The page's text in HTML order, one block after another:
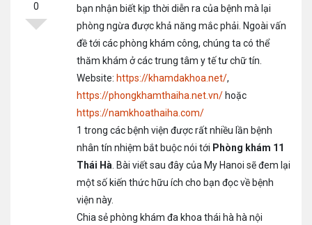
0
bạn nhận biết kịp thời diễn ra của bệnh mà lại
phòng ngừa được khả năng mắc phải. Ngoài vấn
đề tới các phòng khám công, chúng ta có thể
thăm khám ở các trung tâm y tế tư chữ tín.
Website: https://khamdakhoa.net/,
https://phongkhamthaiha.net.vn/ hoặc
https://namkhoathaiha.com/
1 trong các bệnh viện được rất nhiều lần bệnh
nhân tín nhiệm bắt buộc nói tới Phòng khám 11
Thái Hà . Bài viết sau đây của My Hanoi sẽ đem lại
một số kiến thức hữu ích cho bạn đọc về bệnh
viện này.
Chia sẻ phòng khám đa khoa thái hà hà nội